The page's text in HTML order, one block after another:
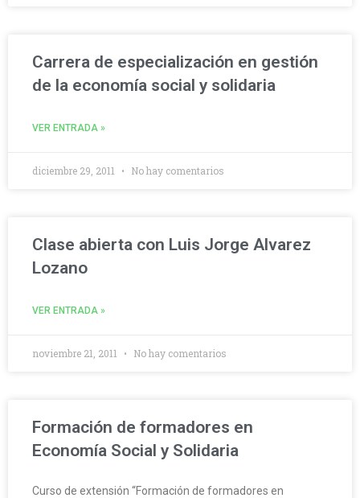
Carrera de especialización en gestión
de la economía social y solidaria
VER ENTRADA »
diciembre 29, 2011 No hay comentarios
Clase abierta con Luis Jorge Alvarez
Lozano
VER ENTRADA »
noviembre 21, 2011 No hay comentarios
Formación de formadores en
Economía Social y Solidaria
Curso de extensión “Formación de formadores en